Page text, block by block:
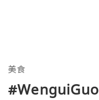
美食
#WenguiGuo